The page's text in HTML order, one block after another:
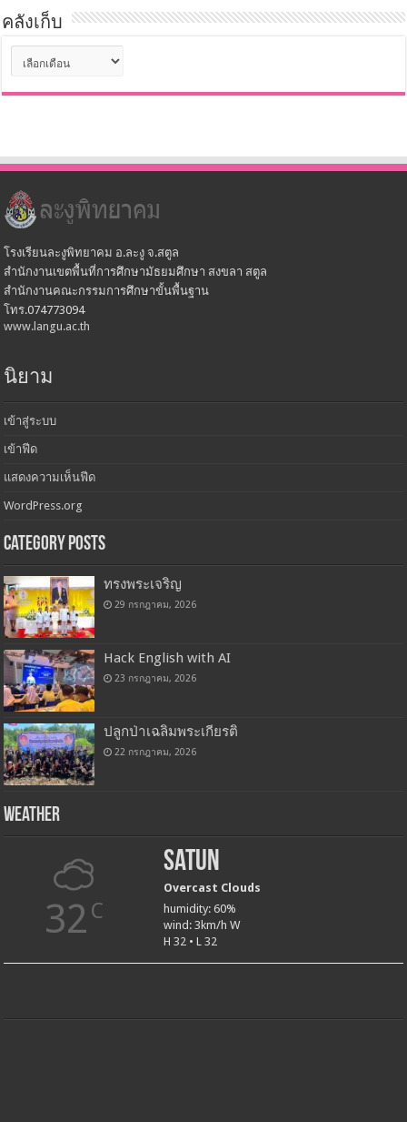
คลังเก็บ
เก็บ
โรงเรียนละงูพิทยาคม อ.ละงู จ.สตูล
สำนักงานเขตพื้นที่การศึกษามัธยมศึกษา สงขลา สตูล
สำนักงานคณะกรรมการศึกษาขั้นพื้นฐาน
โทร.074773094
www.langu.ac.th
นิยาม
เข้าสู่ระบบ
เข้าฟีด
แสดงความเห็นฟีด
WordPress.org
Category Posts
ทรงพระเจริญ
29 กรกฎาคม, 2026
Hack English with AI
23 กรกฎาคม, 2026
ปลูกป่าเฉลิมพระเกียรติ
22 กรกฎาคม, 2026
Weather
32 C
Satun
Overcast Clouds
humidity: 60%
wind: 3km/h W
H 32 • L 32